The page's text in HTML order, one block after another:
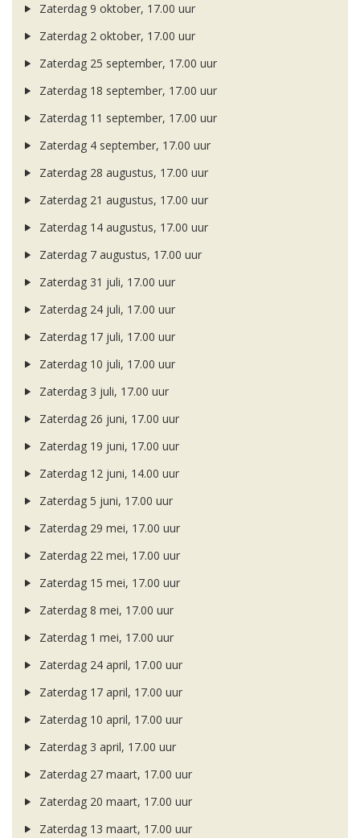
Zaterdag 9 oktober, 17.00 uur
Zaterdag 2 oktober, 17.00 uur
Zaterdag 25 september, 17.00 uur
Zaterdag 18 september, 17.00 uur
Zaterdag 11 september, 17.00 uur
Zaterdag 4 september, 17.00 uur
Zaterdag 28 augustus, 17.00 uur
Zaterdag 21 augustus, 17.00 uur
Zaterdag 14 augustus, 17.00 uur
Zaterdag 7 augustus, 17.00 uur
Zaterdag 31 juli, 17.00 uur
Zaterdag 24 juli, 17.00 uur
Zaterdag 17 juli, 17.00 uur
Zaterdag 10 juli, 17.00 uur
Zaterdag 3 juli, 17.00 uur
Zaterdag 26 juni, 17.00 uur
Zaterdag 19 juni, 17.00 uur
Zaterdag 12 juni, 14.00 uur
Zaterdag 5 juni, 17.00 uur
Zaterdag 29 mei, 17.00 uur
Zaterdag 22 mei, 17.00 uur
Zaterdag 15 mei, 17.00 uur
Zaterdag 8 mei, 17.00 uur
Zaterdag 1 mei, 17.00 uur
Zaterdag 24 april, 17.00 uur
Zaterdag 17 april, 17.00 uur
Zaterdag 10 april, 17.00 uur
Zaterdag 3 april, 17.00 uur
Zaterdag 27 maart, 17.00 uur
Zaterdag 20 maart, 17.00 uur
Zaterdag 13 maart, 17.00 uur